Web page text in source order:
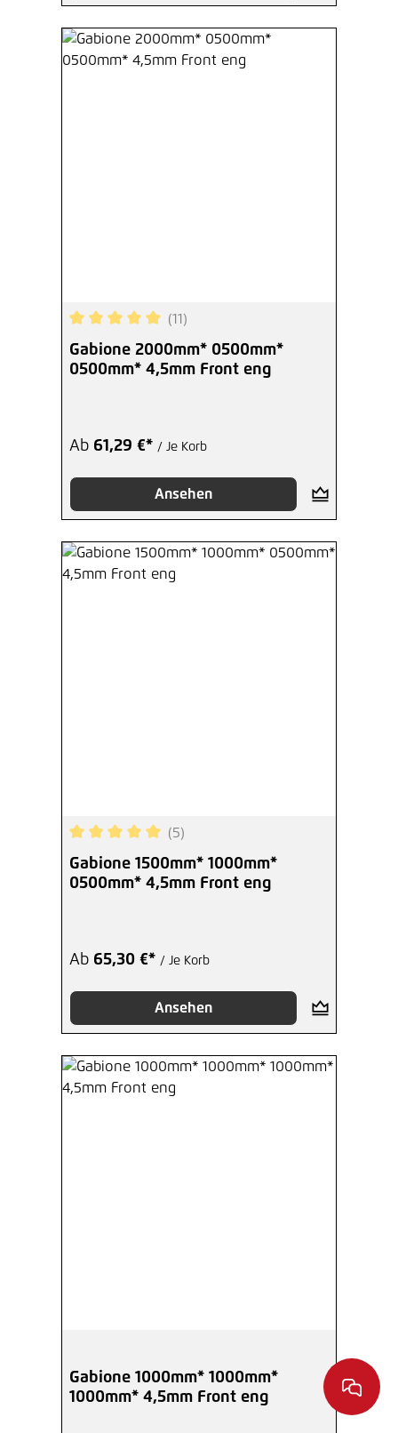
Durchschnittliche Bewertung von 5 von 5
(11)
Gabione 2000mm* 0500mm*
0500mm* 4,5mm Front eng
Ab 61,29 €* / Je Korb
Ansehen
Durchschnittliche Bewertung von 5 von 5
(5)
Gabione 1500mm* 1000mm*
0500mm* 4,5mm Front eng
Ab 65,30 €* / Je Korb
Ansehen
Gabione 1000mm* 1000mm*
1000mm* 4,5mm Front eng